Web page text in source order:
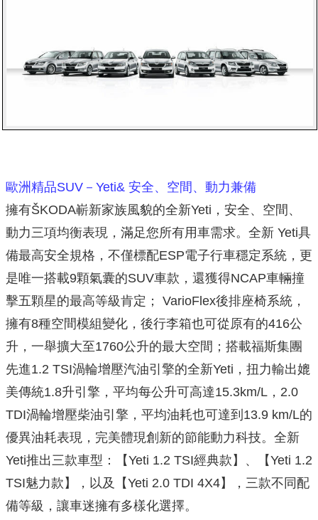
歐洲精品SUV－Yeti& 安全、空間、動力兼備
擁有ŠKODA嶄新家族風貌的全新Yeti，安全、空間、
動力三項均衡表現，滿足您所有用車需求。全新 Yeti具
備最高安全規格，不僅標配ESP電子行車穩定系統，更
是唯一搭載9顆氣囊的SUV車款，還獲得NCAP車輛撞
擊五顆星的最高等級肯定； VarioFlex後排座椅系統，
擁有8種空間模組變化，後行李箱也可從原有的416公
升，一舉擴大至1760公升的最大空間；搭載福斯集團
先進1.2 TSI渦輪增壓汽油引擎的全新Yeti，扭力輸出媲
美傳統1.8升引擎，平均每公升可高達15.3km/L，2.0
TDI渦輪增壓柴油引擎，平均油耗也可達到13.9 km/L的
優異油耗表現，完美體現創新的節能動力科技。全新
Yeti推出三款車型：【Yeti 1.2 TSI經典款】、【Yeti 1.2
TSI魅力款】，以及【Yeti 2.0 TDI 4X4】，三款不同配
備等級，讓車迷擁有多樣化選擇。